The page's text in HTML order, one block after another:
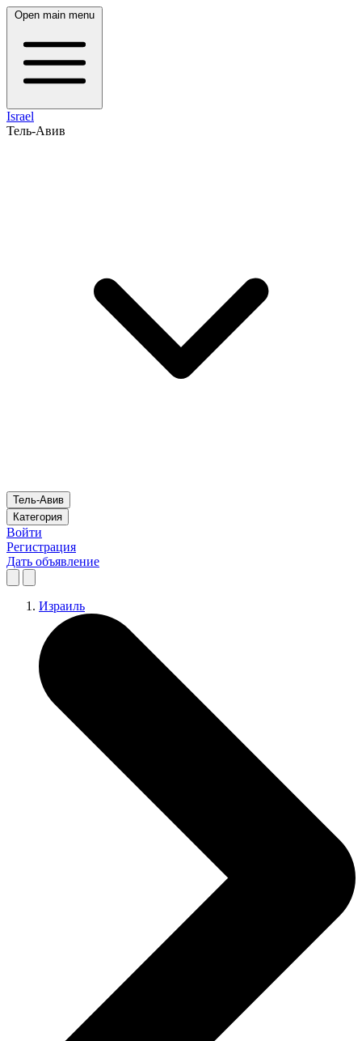
Open main menu
Israel
Тель-Авив
Тель-Авив
Категория
Войти
Регистрация
Дать объявление
Израиль